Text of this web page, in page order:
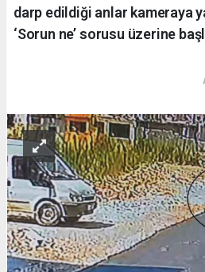
darp edildiği anlar kameraya
‘Sorun ne’ sorusu üzerine